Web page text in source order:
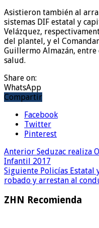
Asistieron también al
sistemas DIF estatal y
Velázquez,
del plantel, y el
Guillermo Almazán,
salud.
Share on:
WhatsApp
Compartir
Facebook
Twitter
Pinterest
Anterior Seduzac realiza
Infantil 2017
Siguiente Policías Estatal
robado y arrestan al
ZHN Recomienda